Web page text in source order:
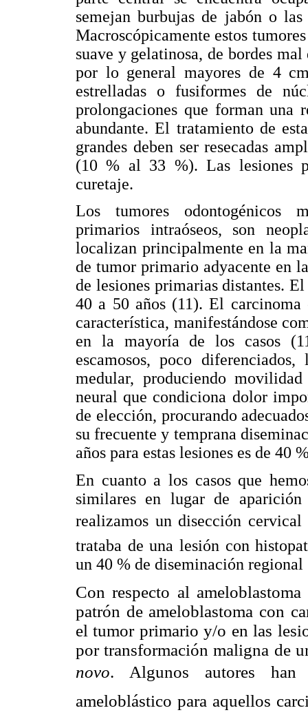
semejan burbujas de jabón o
Macroscópicamente estos
suave y gelatinosa, de bordes
por lo general mayores de 4
estrelladas o fusiformes de
prolongaciones que forman una
abundante. El tratamiento de
grandes deben ser resecadas
(10 % al 33 %). Las lesiones
curetaje.
Los tumores odontogénicos
primarios intraóseos, son
localizan principalmente en la
de tumor primario adyacente en
de lesiones primarias distantes.
40 a 50 años (11). El
característica, manifestándose
en la mayoría de los casos
escamosos, poco
medular, produciendo
neural que condiciona dolor
de elección, procurando
su frecuente y temprana
años para estas lesiones es de 40
En cuanto a los casos que
similares en lugar de
realizamos un disección cervical
trataba de una lesión con
un 40 % de diseminación regional
Con respecto al
patrón de ameloblastoma con
el tumor primario y/o en las
por transformación maligna de
novo. Algunos autores han
ameloblástico para aquellos